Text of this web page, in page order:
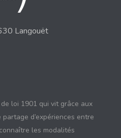
Langouët
loi 1901 qui vit grâce aux
d’expériences entre
les modalités